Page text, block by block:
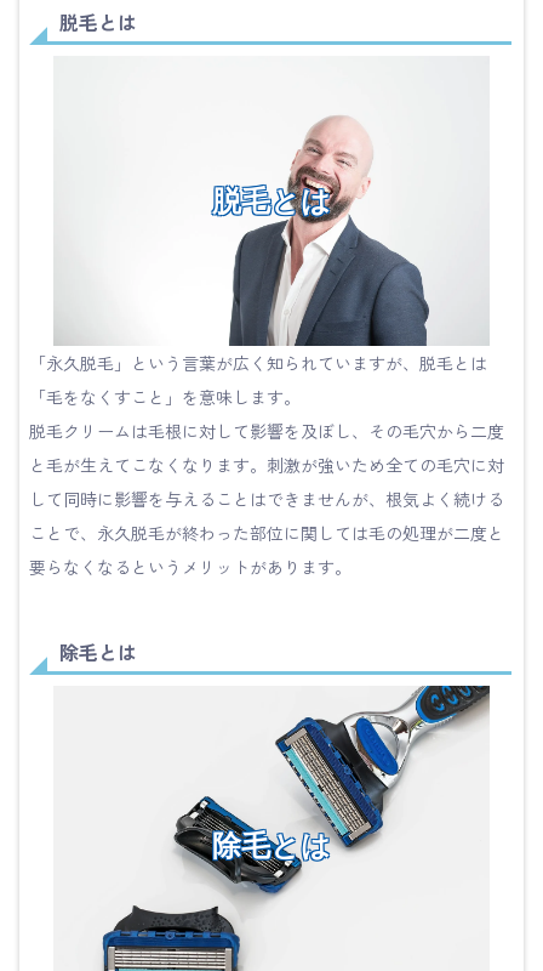
脱毛とは
脱毛とは
「永久脱毛」という言葉が広く知られていますが、脱毛とは
「毛をなくすこと」を意味します。
脱毛クリームは毛根に対して影響を及ぼし、その毛穴から二度
と毛が生えてこなくなります。刺激が強いため全ての毛穴に対
して同時に影響を与えることはできませんが、根気よく続ける
ことで、永久脱毛が終わった部位に関しては毛の処理が二度と
要らなくなるというメリットがあります。
除毛とは
除毛とは